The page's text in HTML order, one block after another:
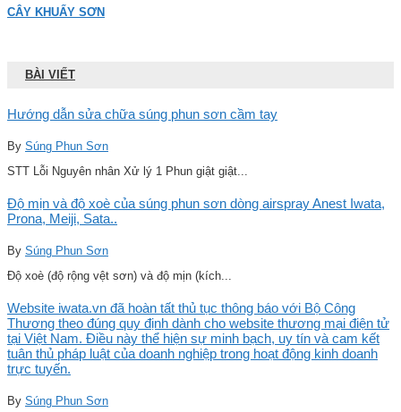
CÂY KHUẤY SƠN
BÀI VIẾT
Hướng dẫn sửa chữa súng phun sơn cầm tay
By Súng Phun Sơn
STT Lỗi Nguyên nhân Xử lý 1 Phun giật giật...
Độ mịn và độ xoè của súng phun sơn dòng airspray Anest Iwata,
Prona, Meiji, Sata..
By Súng Phun Sơn
Độ xoè (độ rộng vệt sơn) và độ mịn (kích...
Website iwata.vn đã hoàn tất thủ tục thông báo với Bộ Công
Thương theo đúng quy định dành cho website thương mại điện tử
tại Việt Nam. Điều này thể hiện sự minh bạch, uy tín và cam kết
tuân thủ pháp luật của doanh nghiệp trong hoạt động kinh doanh
trực tuyến.
By Súng Phun Sơn